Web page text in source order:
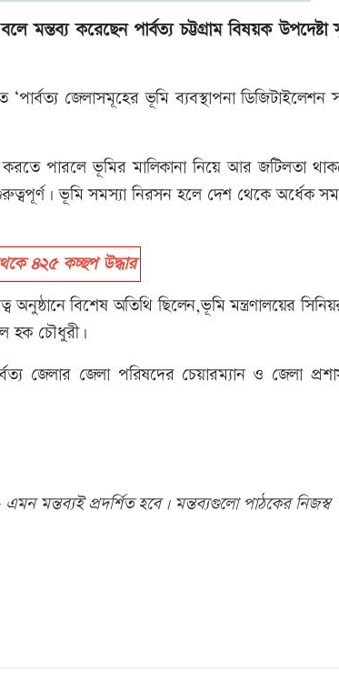
মন্তব্য করেছেন পার্বত্য চট্টগ্রাম বিষয়ক উপদেষ্টা
জেলাসমূহের ভূমি ব্যবস্থাপনা ডিজিটাইলেশন
করতে পারলে ভূমির মালিকানা নিয়ে আর জটিলতা
ভূমি সমস্যা নিরসন হলে দেশ থেকে অর্ধেক
৪২৫ কচ্ছপ উদ্ধার
অনুষ্ঠানে বিশেষ অতিথি ছিলেন,ভূমি মন্ত্রণালয়ের
হক চৌধুরী।
জেলার জেলা পরিষদের চেয়ারম্যান ও জেলা
মন্তব্যই প্রদর্শিত হবে। মন্তব্যগুলো পাঠকের নিজস্ব